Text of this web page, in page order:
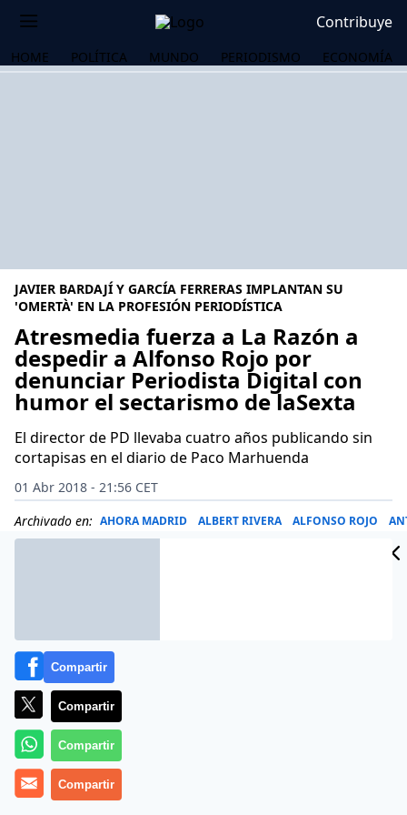
Contribuye
HOME POLÍTICA MUNDO PERIODISMO ECONOMÍA
JAVIER BARDAJÍ Y GARCÍA FERRERAS IMPLANTAN SU
'OMERTÀ' EN LA PROFESIÓN PERIODÍSTICA
Atresmedia fuerza a La Razón a
despedir a Alfonso Rojo por
denunciar Periodista Digital con
humor el sectarismo de laSexta
El director de PD llevaba cuatro años publicando sin
cortapisas en el diario de Paco Marhuenda
01 Abr 2018 - 21:56 CET
Archivado en: AHORA MADRID ALBERT RIVERA ALFONSO ROJO
Compartir
Compartir
Compartir
Compartir